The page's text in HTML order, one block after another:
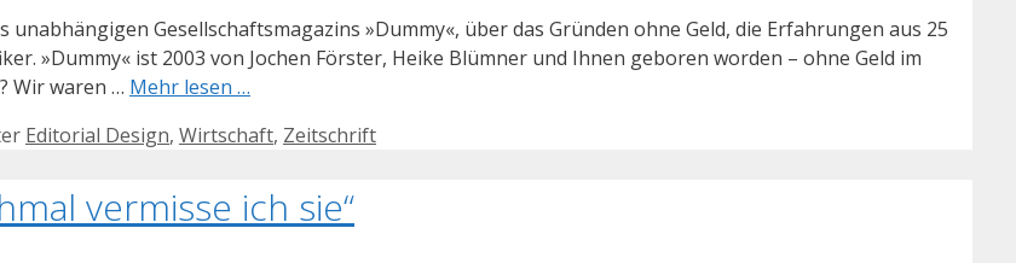
Gesellschaftsmagazins »Dummy«, über das Gründen ohne Geld, die Erfahrungen aus 25
»Dummy« ist 2003 von Jochen Förster, Heike Blümner und Ihnen geboren worden – ohne Geld im
Wir waren … Mehr lesen …
Editorial Design, Wirtschaft, Zeitschrift
vermisse ich sie“